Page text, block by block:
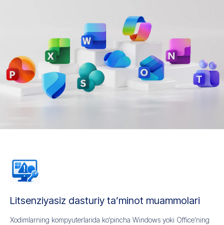
Litsenziyasiz dasturiy ta’minot muammolari
Xodimlarning kompyuterlarida ko‘pincha Windows yoki Office’ning